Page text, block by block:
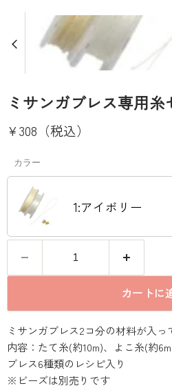
ミサンガブレス専用糸
現在の価格
¥308（税込）
カラー
1:アイボリー
カートに
ミサンガブレス2コ分の材料が入っ
内容：たて糸(約10m)、よこ糸(約
ブレス6種類のレシピ入り
※ビーズは別売りです